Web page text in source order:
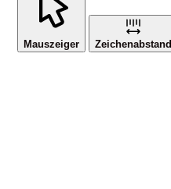
Mauszeiger Zeichenabstand